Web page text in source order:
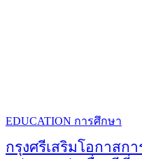
EDUCATION การศึกษา
กรุงศรีเสริมโอกาสก